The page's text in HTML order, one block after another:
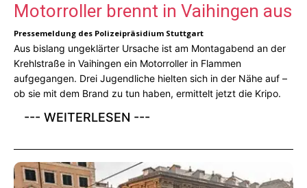
Motorroller brennt in Vaihingen aus
Pressemeldung des Polizeipräsidium Stuttgart
Aus bislang ungeklärter Ursache ist am Montagabend an der
Krehlstraße in Vaihingen ein Motorroller in Flammen
aufgegangen. Drei Jugendliche hielten sich in der Nähe auf –
ob sie mit dem Brand zu tun haben, ermittelt jetzt die Kripo.
--- WEITERLESEN ---